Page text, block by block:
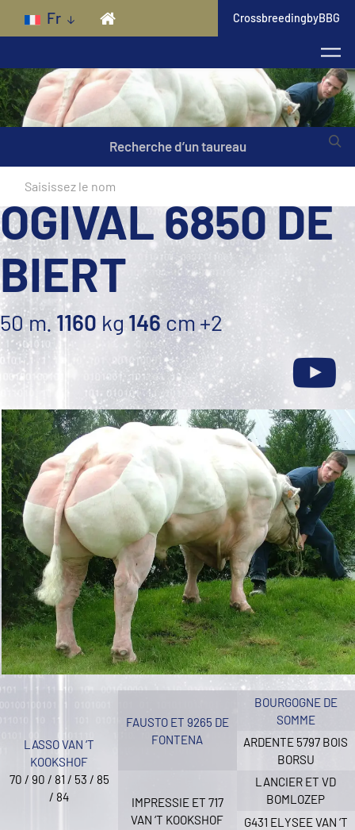
Skip to main content
Fr CrossbreedingbyBBG
Recherche d’un taureau
OGIVAL 6850 DE
BIERT
50 m. 1160 kg 146cm +2
LASSO VAN ‘T
KOOKSHOF
70 / 90 / 81 / 53 / 85
/ 84
FAUSTO ET 9265 DE
FONTENA
IMPRESSIE ET 717
VAN ‘T KOOKSHOF
BOURGOGNE DE
SOMME
ARDENTE 5797 BOIS
BORSU
LANCIER ET VD
BOMLOZEP
G431 ELYSEE VAN ‘T